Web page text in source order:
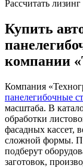
Рассчитать лизинг
Купить
компании
Компания
панелегибочные
масштаба. В
обработки
фасадных кассет,
сложной формы.
подберут
заготовок,